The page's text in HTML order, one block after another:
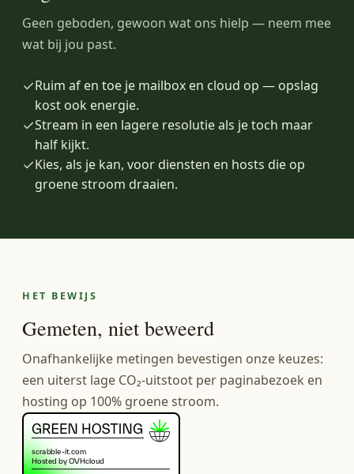
Geen geboden, gewoon wat ons hielp — neem mee
wat bij jou past.
✓Ruim af en toe je mailbox en cloud op — opslag
kost ook energie.
✓Stream in een lagere resolutie als je toch maar
half kijkt.
✓Kies, als je kan, voor diensten en hosts die op
groene stroom draaien.
HET BEWIJS
Gemeten, niet beweerd
Onafhankelijke metingen bevestigen onze keuzes:
een uiterst lage CO₂-uitstoot per paginabezoek en
hosting op 100% groene stroom.